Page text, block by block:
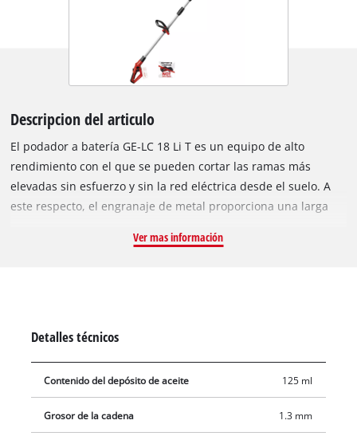
Descripcion del articulo
El podador a batería GE-LC 18 Li T es un equipo de alto
rendimiento con el que se pueden cortar las ramas más
elevadas sin esfuerzo y sin la red eléctrica desde el suelo. A
este respecto, el engranaje de metal proporciona una larga
proporcionan resultados de corte limpios. El mango
cierre rápido. La pieza adicional giratoria en 90º proporciona
en este caso cortes horizontales sin esfuerzo. Para poder
realizar también cortes difíciles a la altura de forma limpia y
Ver mas información
Detalles técnicos
Contenido del depósito de aceite 125 ml
Grosor de la cadena 1.3 mm